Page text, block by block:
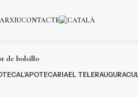
CONTACTE
de bolsillo
L’APOTECARIAEL TELER